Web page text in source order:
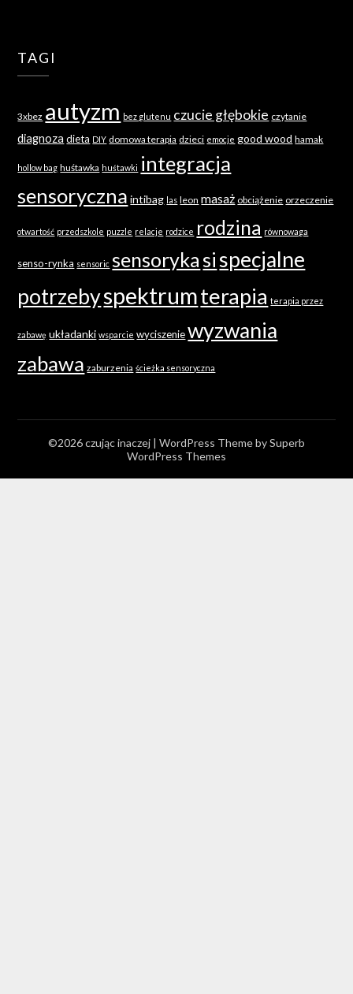
TAGI
3xbez autyzm bez glutenu czucie głębokie czytanie
diagnoza dieta DIY domowa terapia dzieci emocje good wood hamak
hollow bag huśtawka huśtawki integracja
sensoryczna intibag las leon masaż obciążenie orzeczenie
otwartość przedszkole puzzle relacje rodzice rodzina równowaga
senso-rynka sensoric sensorykasispecjalne
potrzebyspektrumterapia terapia przez
zabawę układanki wsparcie wyciszenie wyzwania
zabawa zaburzenia ścieżka sensoryczna
©2026 czując inaczej | WordPress Theme bySuperb
WordPress Themes